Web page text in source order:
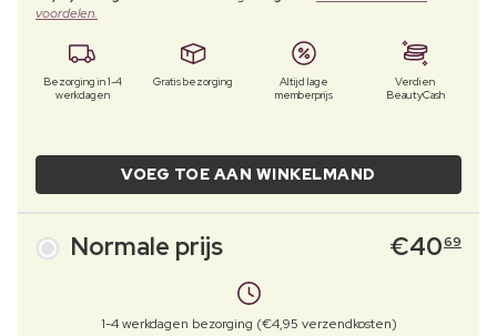
voordelen.
Bezorging in 1-4
werkdagen
Gratis bezorging
Altijd lage
memberprijs
Verdien
BeautyCash
VOEG TOE AAN WINKELMAND
Normale prijs €4069
1-4 werkdagen bezorging (€4,95 verzendkosten)